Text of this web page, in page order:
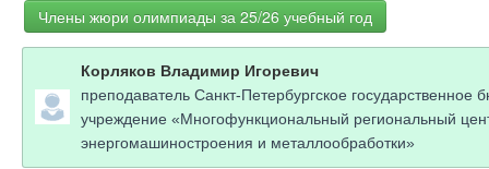
Члены жюри олимпиады за 25/26 учебный год
Корляков Владимир Игоревич
преподаватель Санкт-Петербургское
учреждение «Многофункциональный региональный
энергомашиностроения и металлообработки»